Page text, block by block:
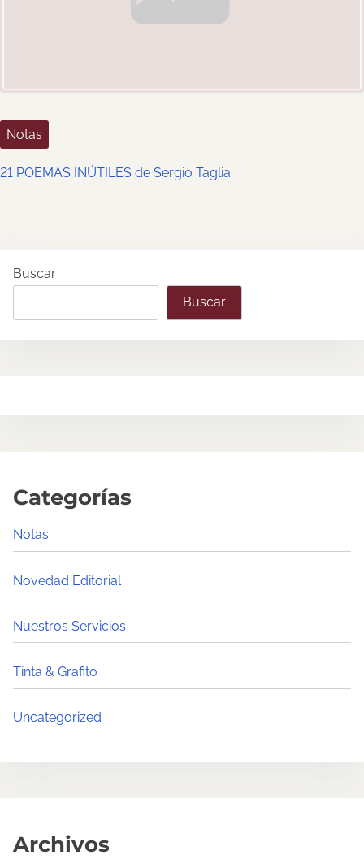
Notas
21 POEMAS INÚTILES de Sergio Taglia
Buscar
Buscar
Categorías
Notas
Novedad Editorial
Nuestros Servicios
Tinta & Grafito
Uncategorized
Archivos